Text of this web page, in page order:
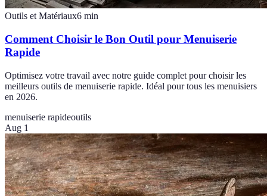
Outils et Matériaux6 min
Comment Choisir le Bon Outil pour Menuiserie
Rapide
Optimisez votre travail avec notre guide complet pour choisir les
meilleurs outils de menuiserie rapide. Idéal pour tous les menuisiers
en 2026.
menuiserie rapideoutils
Aug 1